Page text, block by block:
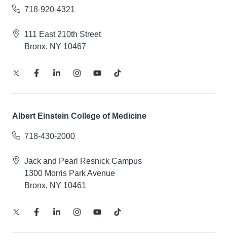
718-920-4321
111 East 210th Street
Bronx, NY 10467
Albert Einstein College of Medicine
718-430-2000
Jack and Pearl Resnick Campus
1300 Morris Park Avenue
Bronx, NY 10461